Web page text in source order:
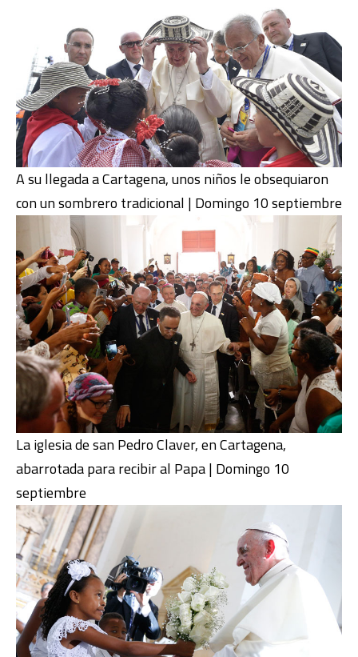
A su llegada a Cartagena, unos niños le obsequiaron
con un sombrero tradicional | Domingo 10 septiembre
La iglesia de san Pedro Claver, en Cartagena,
abarrotada para recibir al Papa | Domingo 10
septiembre